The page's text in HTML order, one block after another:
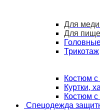
Для
Для
Трикотаж
Костюм
Куртки,
Костюм
Спецодежда